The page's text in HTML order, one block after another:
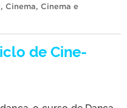
, Cinema, Cinema e
de Cine-